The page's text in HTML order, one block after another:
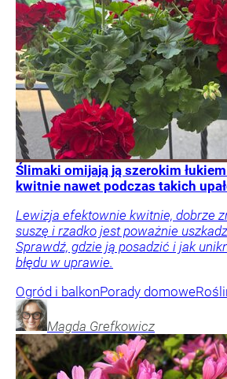
Ślimaki omijają ją szerokim
kwitnie nawet podczas takich
Lewizja efektownie kwitnie, dobrze
suszę i rzadko jest poważnie
Sprawdź, gdzie ją posadzić i jak
błędu w uprawie.
Ogród i balkonPorady domowe
Magda Grefkowicz